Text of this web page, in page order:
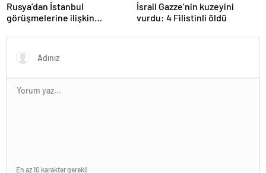
Rusya’dan İstanbul
görüşmelerine ilişkin
İsrail Gazze’nin kuzeyini
vurdu: 4 Filistinli öldü
En az 10 karakter gerekli